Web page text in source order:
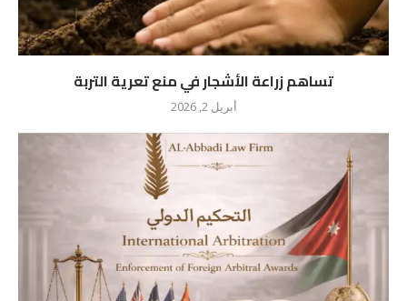
تساهم زراعة الأشجار في منع تعرية التربة
أبريل 2, 2026